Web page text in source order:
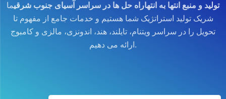
تولید و منبع انتها به انتهاراه حل ها در سراسر آسیای جنوب شرقیما
شریک تولید استراتژیک شما هستیم و خدمات جامع از مفهوم تا
تحویل را در سراسر ویتنام، تایلند، هند، اندونزی، مالزی و کامبوج
ارائه می دهیم.